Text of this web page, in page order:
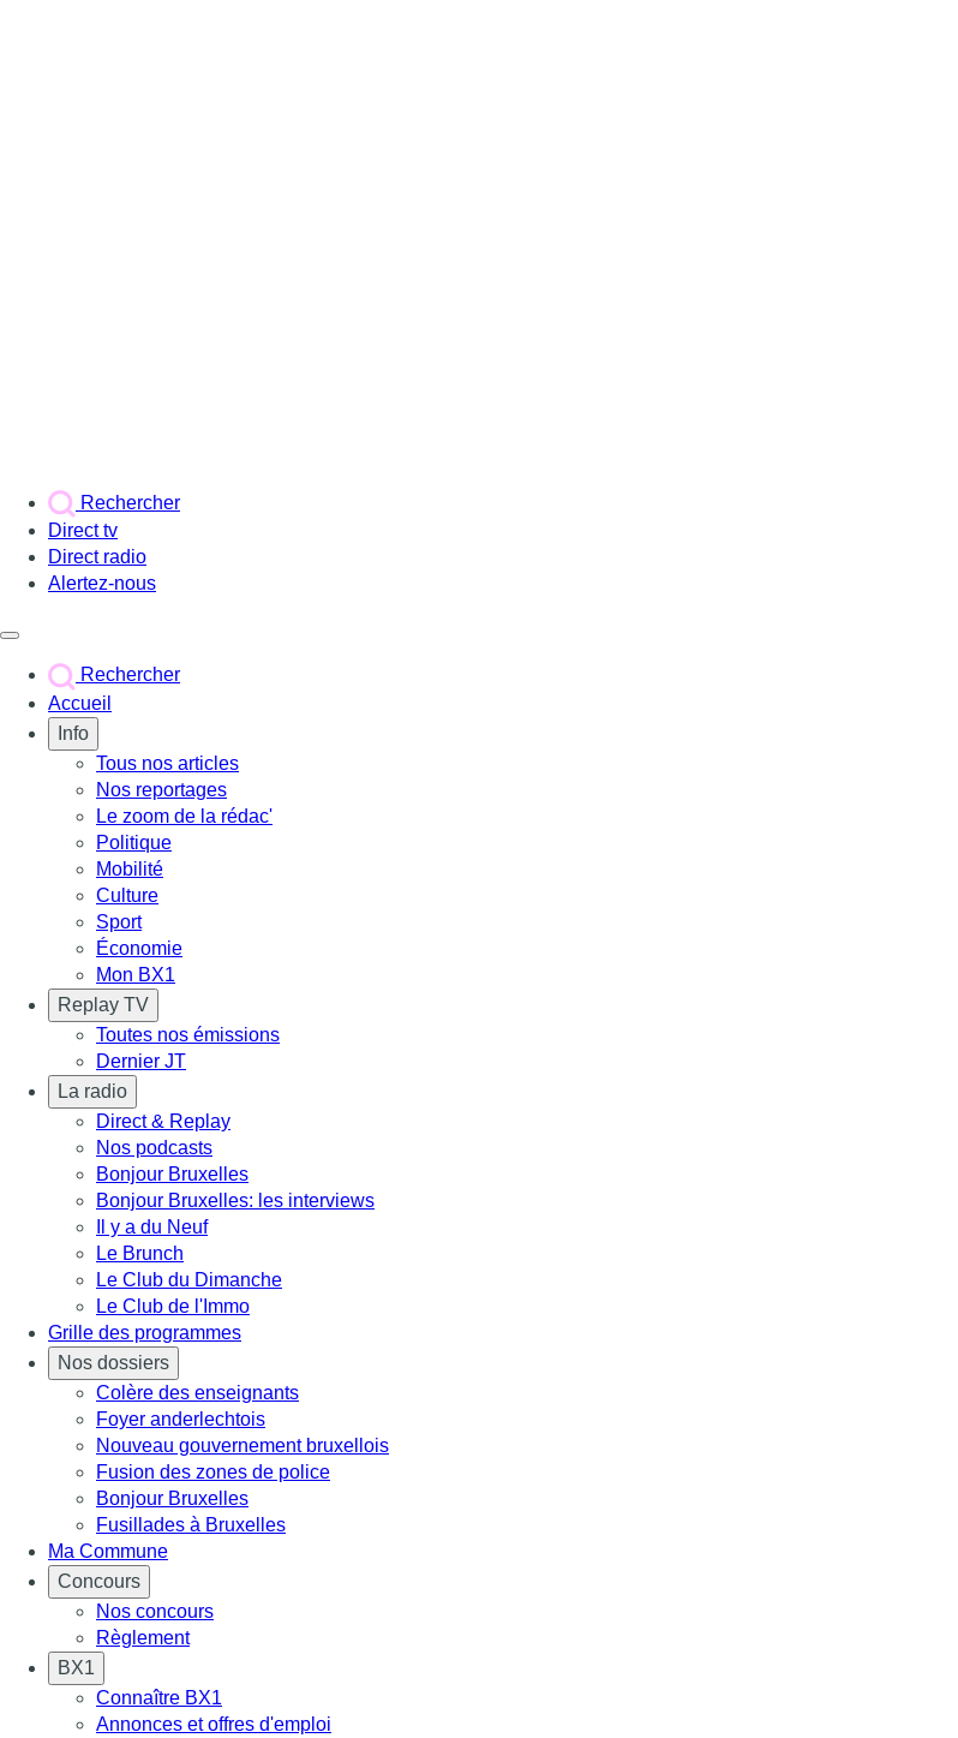
Rechercher
Direct tv
Direct radio
Alertez-nous
Rechercher
Accueil
Info
Tous nos articles
Nos reportages
Le zoom de la rédac'
Politique
Mobilité
Culture
Sport
Économie
Mon BX1
Replay TV
Toutes nos émissions
Dernier JT
La radio
Direct & Replay
Nos podcasts
Bonjour Bruxelles
Bonjour Bruxelles: les interviews
Il y a du Neuf
Le Brunch
Le Club du Dimanche
Le Club de l'Immo
Grille des programmes
Nos dossiers
Colère des enseignants
Foyer anderlechtois
Nouveau gouvernement bruxellois
Fusion des zones de police
Bonjour Bruxelles
Fusillades à Bruxelles
Ma Commune
Concours
Nos concours
Règlement
BX1
Connaître BX1
Annonces et offres d'emploi